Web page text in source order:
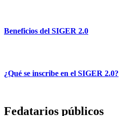
Beneficios del SIGER 2.0
¿Qué se inscribe en el SIGER 2.0?
Fedatarios públicos